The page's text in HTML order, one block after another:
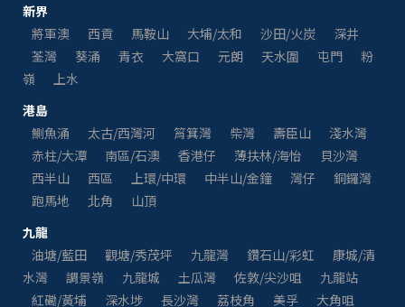
新界
將軍澳
西貢 馬鞍山 大埔/太和 沙田/火炭
深井
荃灣
葵涌 青衣 大窩口 元朗 天水圍 屯門
粉
嶺
上水
港島
鰂魚涌
太古/西灣河 筲箕灣 柴灣 壽臣山
淺水灣
赤柱/大潭
南區/石澳 香港仔 薄扶林/海怡
貝沙灣
西半山
西區 上環/中環 中半山/金鐘 灣仔
銅鑼灣
跑馬地
北角
山頂
九龍
油塘/藍田
觀塘/秀茂坪 九龍灣 鑽石山/彩虹
康城/清
水灣
調景嶺 九龍城 土瓜灣 佐敦/尖沙咀
九龍站
紅磡/黃埔
深水埗 長沙灣 荔枝角 美孚
大角咀